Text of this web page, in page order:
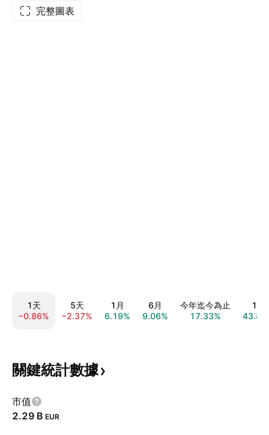
完整圖表
1天
−0.86%
5天
−2.37%
1月
6.19%
6月
9.06%
今年迄今為止
17.33%
1年
關鍵統計數據
市值
‪2.29 B‬ EUR